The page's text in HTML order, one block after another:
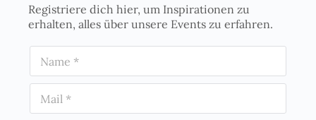
Mitgliedschaft erforderlich
Zum passenden Produkt